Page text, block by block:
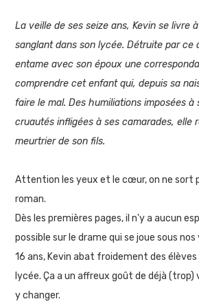
La veille de ses seize ans, Kevin se livre
sanglant dans son lycée. Détruite par ce
entame avec son époux une
comprendre cet enfant qui, depuis sa
faire le mal. Des humiliations imposées
cruautés infligées à ses camarades, elle
meurtrier de son fils.
Attention les yeux et le cœur, on ne sort
roman.
Dès les premières pages, il n'y a aucun
possible sur le drame qui se joue sous nos
16 ans, Kevin abat froidement des
lycée. Ça a un affreux goût de déjà (trop)
y changer.